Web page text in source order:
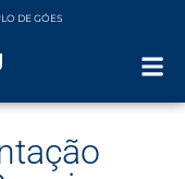
DE GÓES